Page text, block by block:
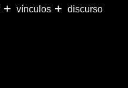
+ +
vínculos discurso